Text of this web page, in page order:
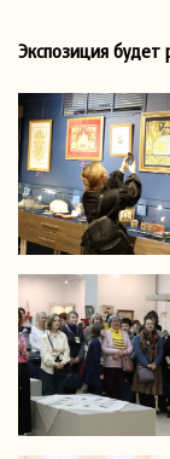
Экспозиция будет